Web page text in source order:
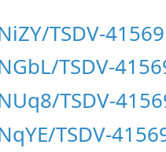
TSDV-
TSDV-
TSDV-
TSDV-